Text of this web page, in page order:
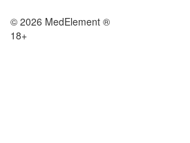
© 2026 MedElement ®
18+